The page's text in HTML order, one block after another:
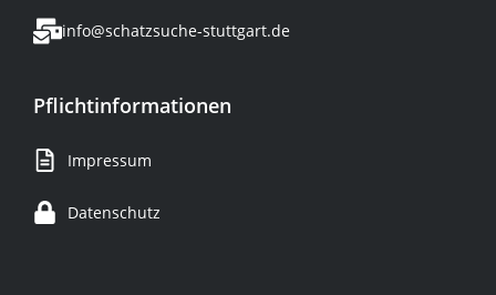
info@schatzsuche-stuttgart.de
Pflichtinformationen
Impressum
Datenschutz